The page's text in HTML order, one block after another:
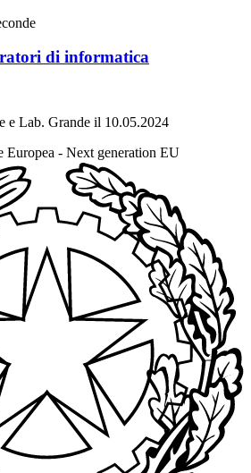
di informatica
e Lab. Grande il 10.05.2024